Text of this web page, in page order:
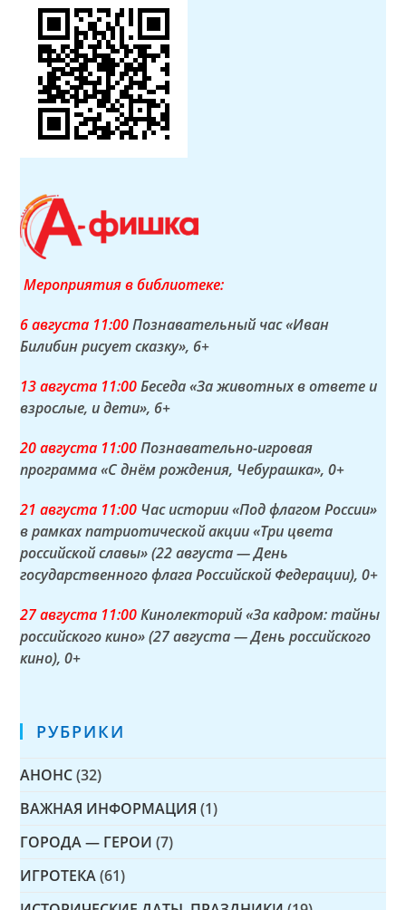
Мероприятия в библиотеке:
6 августа 11:00Познавательный час «Иван
Билибин рисует сказку», 6+
13 августа 11:00Беседа «За животных в ответе и
взрослые, и дети», 6+
20 августа 11:00Познавательно-игровая
программа «С днём рождения, Чебурашка», 0+
21 августа 11:00 Час истории «Под флагом России»
в рамках патриотической акции «Три цвета
российской славы» (22 августа — День
государственного флага Российской Федерации), 0+
27 августа 11:00Кинолекторий «За кадром: тайны
российского кино» (27 августа — День российского
кино), 0+
РУБРИКИ
АНОНС (32)
ВАЖНАЯ ИНФОРМАЦИЯ (1)
ГОРОДА — ГЕРОИ (7)
ИГРОТЕКА (61)